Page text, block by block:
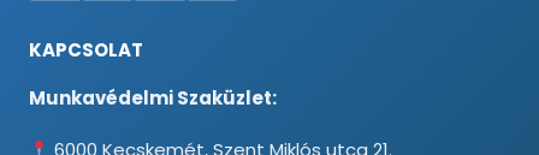
KAPCSOLAT
Munkavédelmi Szaküzlet:
6000 Kecskemét, Szent Miklós utca 21.